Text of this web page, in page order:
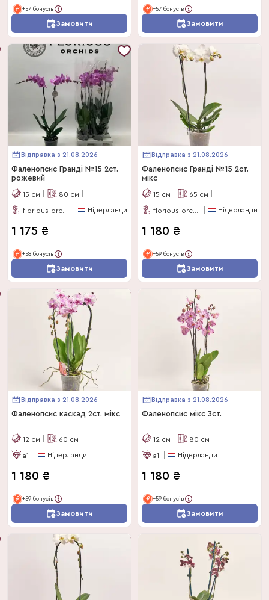
+57 бонусів
Замовити
+57 бонусів
Замовити
Відправка з 21.08.2026
Фаленопсис Гранді №15 2ст.
рожевий
15 см 80 см
florious-orchids Нідерланди
1 175 ₴
+58 бонусів
Замовити
Відправка з 21.08.2026
Фаленопсис Гранді №15 2ст.
мікс
15 см 65 см
florious-orchids Нідерланди
1 180 ₴
+59 бонусів
Замовити
Відправка з 21.08.2026
Фаленопсис каскад 2ст. мікс
12 см 60 см
a1 Нідерланди
1 180 ₴
+59 бонусів
Замовити
Відправка з 21.08.2026
Фаленопсис мікс 3ст.
12 см 80 см
a1 Нідерланди
1 180 ₴
+59 бонусів
Замовити